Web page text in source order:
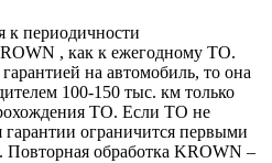
к периодичности
, как к ежегодному ТО.
на автомобиль, то она
100-150 тыс. км только
ТО. Если ТО не
гарантии ограничится первыми
Повторная обработка KROWN –